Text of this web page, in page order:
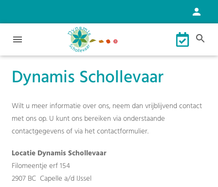
Dynamis Schollevaar
Wilt u meer informatie over ons, neem dan vrijblijvend contact
met ons op. U kunt ons bereiken via onderstaande
contactgegevens of via het contactformulier.
Locatie Dynamis Schollevaar
Filomeentje erf 154
2907 BC Capelle a/d IJssel